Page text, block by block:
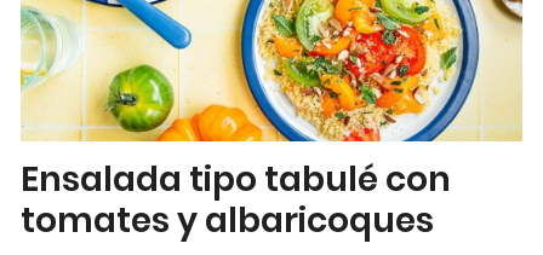
Ensalada tipo tabulé con
tomates y albaricoques